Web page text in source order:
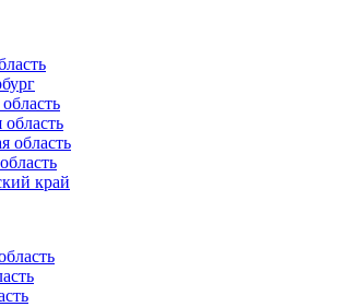
область
край